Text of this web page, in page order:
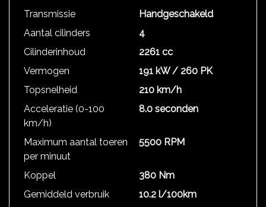
Transmissie
Handgeschakeld
Aantal cilinders
4
Cilinderinhoud
2261 cc
Vermogen
191 kW / 260 PK
Topsnelheid
210 km/h
Acceleratie (0-100
km/h)
8.0 seconden
Maximum aantal toeren
per minuut
5500 RPM
Koppel
380 Nm
Gemiddeld verbruik
10.2 l/100km